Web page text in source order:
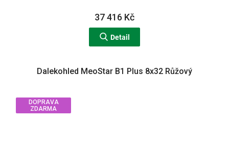
37 416 Kč
Detail
DOPRAVA
ZDARMA
Dalekohled MeoStar B1 Plus 8x32 Růžový